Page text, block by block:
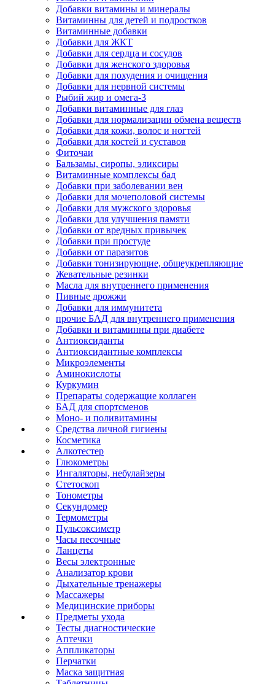
Добавки витамины и минералы
Витаминны для детей и подростков
Витаминные добавки
Добавки для ЖКТ
Добавки для сердца и сосудов
Добавки для женского здоровья
Добавки для похудения и очищения
Добавки для нервной системы
Рыбий жир и омега-3
Добавки витаминные для глаз
Добавки для нормализации обмена веществ
Добавки для кожи, волос и ногтей
Добавки для костей и суставов
Фиточаи
Бальзамы, сиропы, эликсиры
Витаминные комплексы бад
Добавки при заболевании вен
Добавки для мочеполовой системы
Добавки для мужского здоровья
Добавки для улучшения памяти
Добавки от вредных привычек
Добавки при простуде
Добавки от паразитов
Добавки тонизирующие, общеукрепляющие
Жевательные резинки
Масла для внутреннего применения
Пивные дрожжи
Добавки для иммунитета
прочие БАД для внутреннего применения
Добавки и витаминны при диабете
Антиоксиданты
Антиоксидантные комплексы
Микроэлементы
Аминокислоты
Куркумин
Препараты содержащие коллаген
БАД для спортсменов
Моно- и поливитамины
Средства личной гигиены
Косметика
Алкотестер
Глюкометры
Ингаляторы, небулайзеры
Стетоскоп
Тонометры
Секундомер
Термометры
Пульсоксиметр
Часы песочные
Ланцеты
Весы электронные
Анализатор крови
Дыхательные тренажеры
Массажеры
Медицинские приборы
Предметы ухода
Тесты диагностические
Аптечки
Аппликаторы
Перчатки
Маска защитная